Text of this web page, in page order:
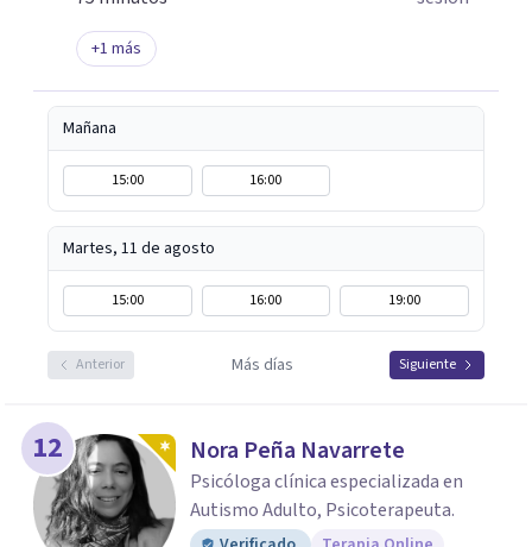
+1 más
Mañana
15:00 16:00
Martes, 11 de agosto
15:00 16:00 19:00
Anterior Más días Siguiente
12 Nora Peña Navarrete
Psicóloga clínica especializada en
Autismo Adulto, Psicoterapeuta.